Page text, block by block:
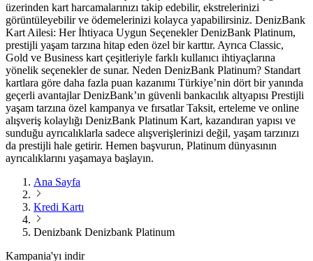
üzerinden kart harcamalarınızı takip edebilir, ekstrelerinizi
görüntüleyebilir ve ödemelerinizi kolayca yapabilirsiniz. DenizBank
Kart Ailesi: Her İhtiyaca Uygun Seçenekler DenizBank Platinum,
prestijli yaşam tarzına hitap eden özel bir karttır. Ayrıca Classic,
Gold ve Business kart çeşitleriyle farklı kullanıcı ihtiyaçlarına
yönelik seçenekler de sunar. Neden DenizBank Platinum? Standart
kartlara göre daha fazla puan kazanımı Türkiye’nin dört bir yanında
geçerli avantajlar DenizBank’ın güvenli bankacılık altyapısı Prestijli
yaşam tarzına özel kampanya ve fırsatlar Taksit, erteleme ve online
alışveriş kolaylığı DenizBank Platinum Kart, kazandıran yapısı ve
sunduğu ayrıcalıklarla sadece alışverişlerinizi değil, yaşam tarzınızı
da prestijli hale getirir. Hemen başvurun, Platinum dünyasının
ayrıcalıklarını yaşamaya başlayın.
Ana Sayfa
Kredi Kartı
Denizbank Denizbank Platinum
Kampania'yı indir